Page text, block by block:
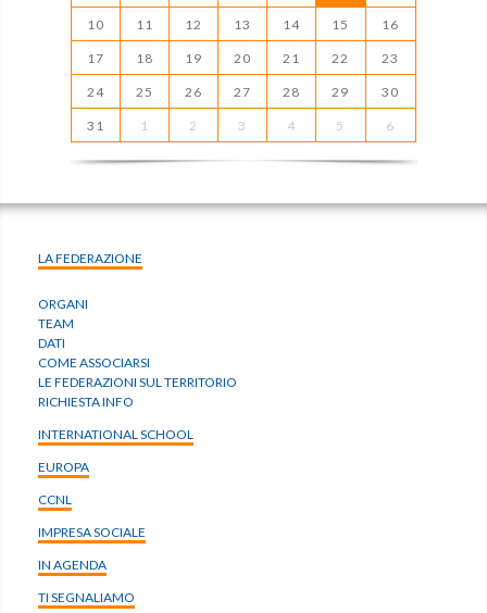
10 11 12 13 14 15 16
17 18 19 20 21 22 23
24 25 26 27 28 29 30
31 1 2 3 4 5 6
LA FEDERAZIONE
ORGANI
TEAM
DATI
COME ASSOCIARSI
LE FEDERAZIONI SUL TERRITORIO
RICHIESTA INFO
INTERNATIONAL SCHOOL
EUROPA
CCNL
IMPRESA SOCIALE
IN AGENDA
TI SEGNALIAMO